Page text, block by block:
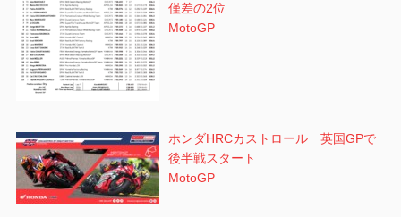
僅差の2位
MotoGP
ホンダHRCカストロール 英国GPで
後半戦スタート
MotoGP